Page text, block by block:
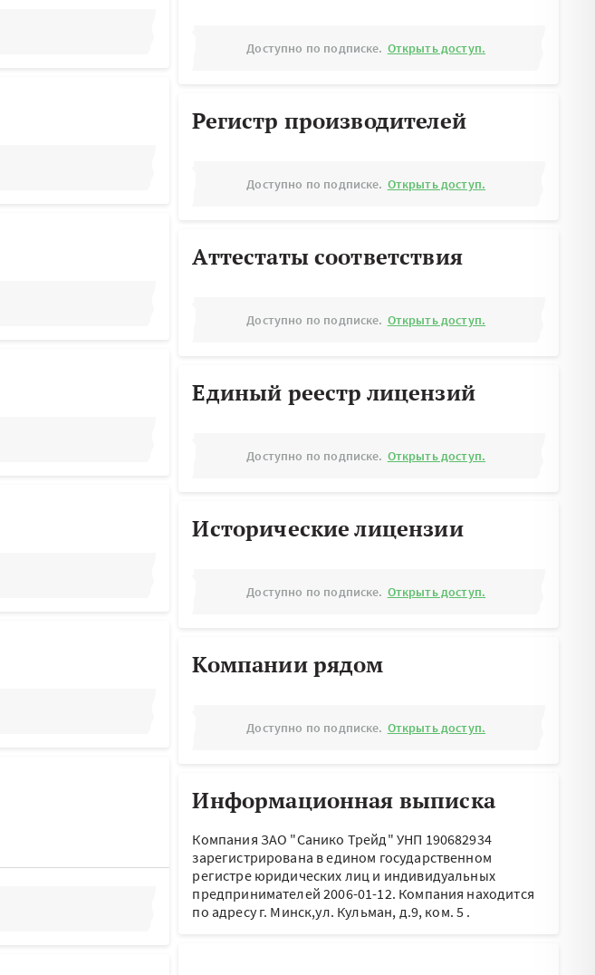
Доступно по подписке. Открыть доступ.
Регистр производителей
Доступно по подписке. Открыть доступ.
Аттестаты соответствия
Доступно по подписке. Открыть доступ.
Единый реестр лицензий
Доступно по подписке. Открыть доступ.
Исторические лицензии
Доступно по подписке. Открыть доступ.
Компании рядом
Доступно по подписке. Открыть доступ.
Информационная выписка
Компания ЗАО "Санико Трейд" УНП 190682934
зарегистрирована в едином государственном
регистре юридических лиц и индивидуальных
предпринимателей 2006-01-12. Компания находится
по адресуг. Минск,ул. Кульман, д.9, ком. 5 .